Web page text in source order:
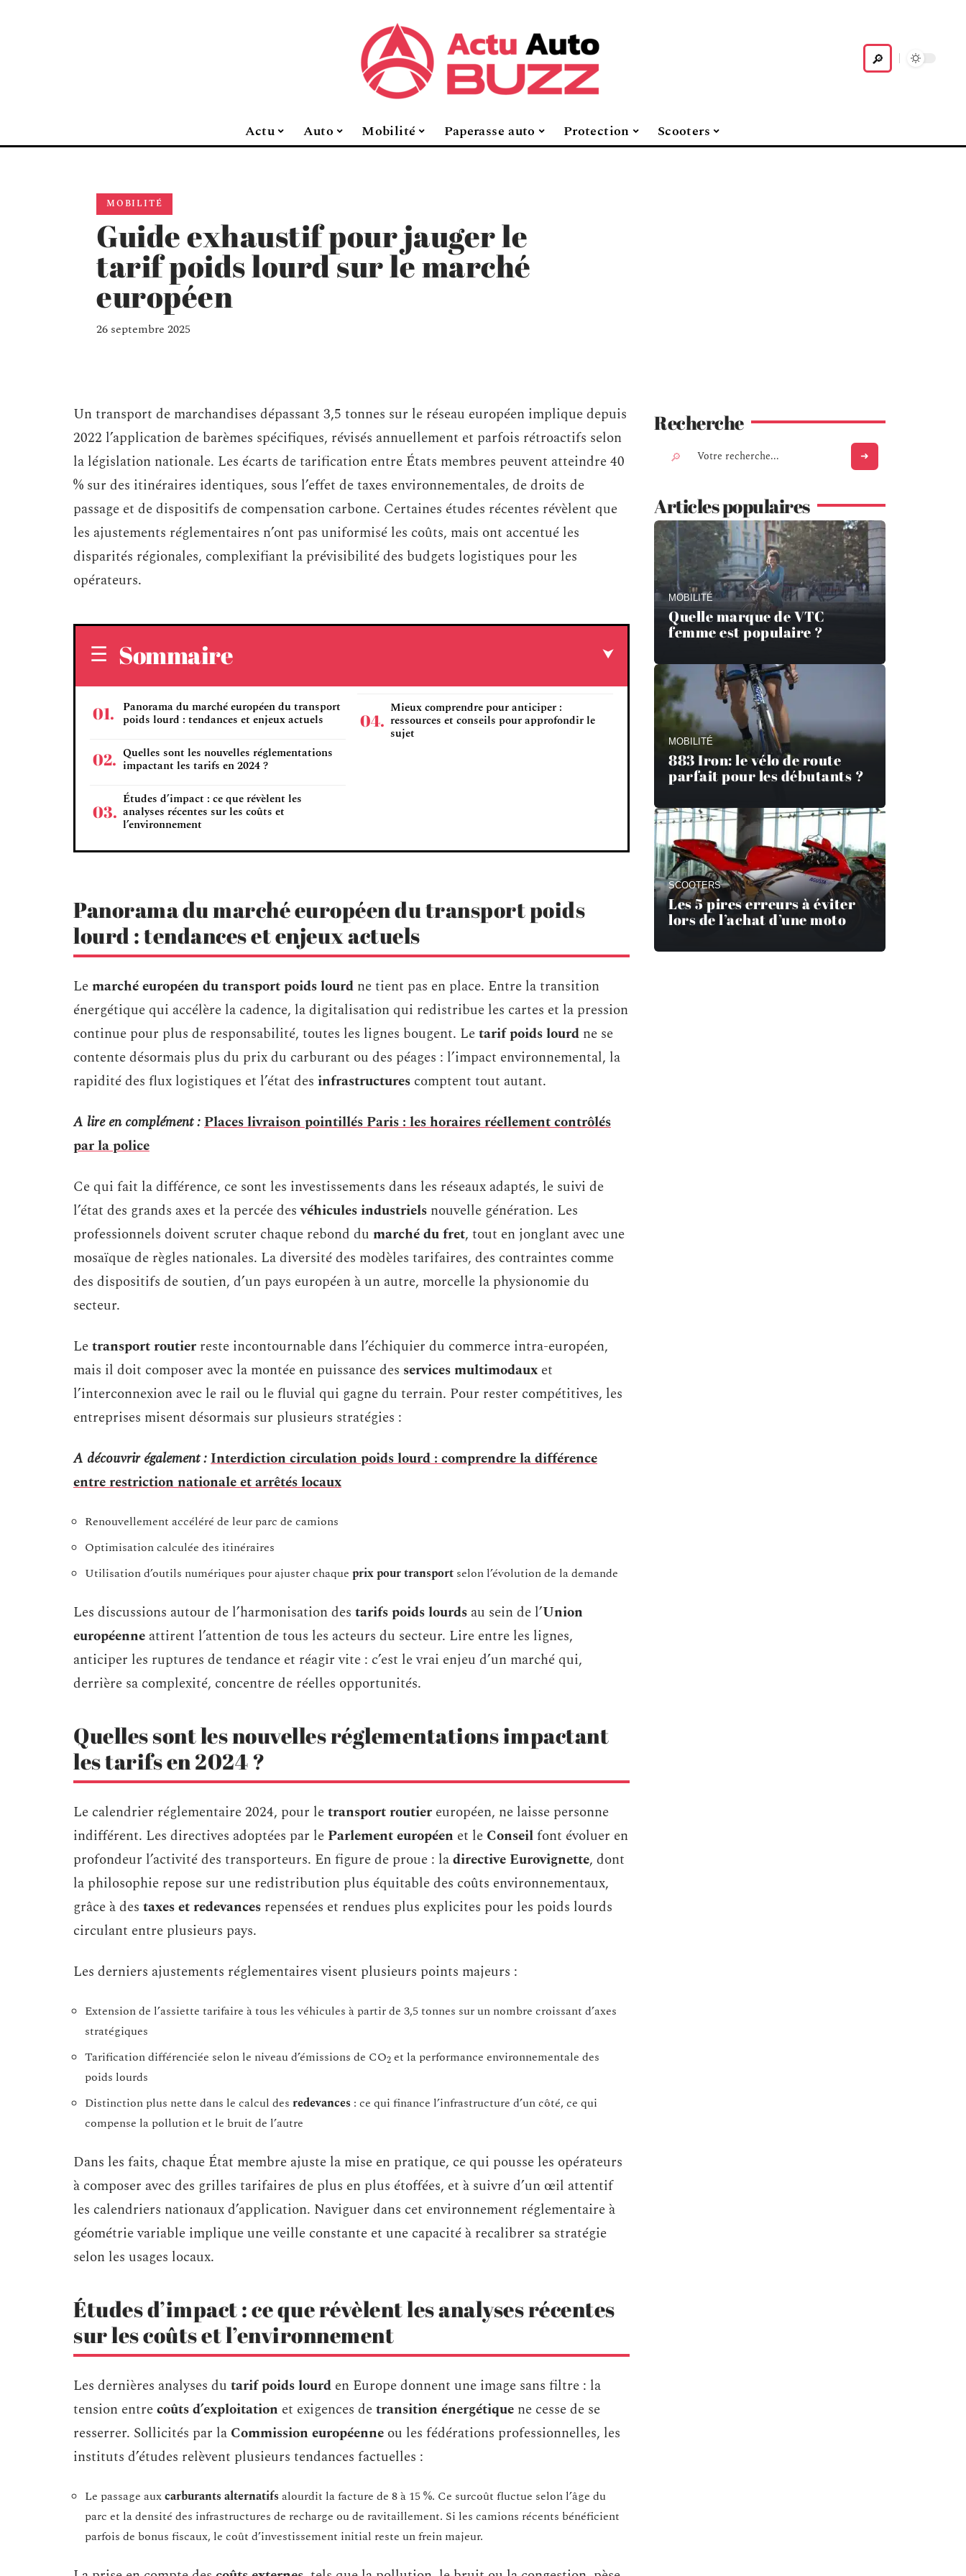
Actu Auto Mobilité Paperasse auto Protection Scooters
MOBILITÉ
Guide exhaustif pour jauger le
tarif poids lourd sur le marché
européen
26 septembre 2025
Un transport de marchandises dépassant 3,5 tonnes sur le réseau européen implique depuis
2022 l’application de barèmes spécifiques, révisés annuellement et parfois rétroactifs selon
la législation nationale. Les écarts de tarification entre États membres peuvent atteindre 40
% sur des itinéraires identiques, sous l’effet de taxes environnementales, de droits de
passage et de dispositifs de compensation carbone. Certaines études récentes révèlent que
les ajustements réglementaires n’ont pas uniformisé les coûts, mais ont accentué les
disparités régionales, complexifiant la prévisibilité des budgets logistiques pour les
opérateurs.
Sommaire
Panorama du marché européen du transport
poids lourd : tendances et enjeux actuels
Quelles sont les nouvelles réglementations
impactant les tarifs en 2024 ?
Études d’impact : ce que révèlent les
analyses récentes sur les coûts et
l’environnement
Mieux comprendre pour anticiper :
ressources et conseils pour approfondir le
sujet
Panorama du marché européen du transport poids
lourd : tendances et enjeux actuels
Lemarché européen du transport poids lourd ne tient pas en place. Entre la transition
énergétique qui accélère la cadence, la digitalisation qui redistribue les cartes et la pression
continue pour plus de responsabilité, toutes les lignes bougent. Letarif poids lourd ne se
contente désormais plus du prix du carburant ou des péages : l’impact environnemental, la
rapidité des flux logistiques et l’état des infrastructures comptent tout autant.
A lire en complément :Places livraison pointillés Paris : les horaires réellement contrôlés
par la police
Ce qui fait la différence, ce sont les investissements dans les réseaux adaptés, le suivi de
l’état des grands axes et la percée desvéhicules industriels nouvelle génération. Les
professionnels doivent scruter chaque rebond du marché du fret, tout en jonglant avec une
mosaïque de règles nationales. La diversité des modèles tarifaires, des contraintes comme
des dispositifs de soutien, d’un pays européen à un autre, morcelle la physionomie du
secteur.
Letransport routier reste incontournable dans l’échiquier du commerce intra-européen,
mais il doit composer avec la montée en puissance des services multimodaux et
l’interconnexion avec le rail ou le fluvial qui gagne du terrain. Pour rester compétitives, les
entreprises misent désormais sur plusieurs stratégies :
A découvrir également :Interdiction circulation poids lourd : comprendre la différence
entre restriction nationale et arrêtés locaux
Renouvellement accéléré de leur parc de camions
Optimisation calculée des itinéraires
Utilisation d’outils numériques pour ajuster chaque prix pour transport selon l’évolution de la demande
Les discussions autour de l’harmonisation des tarifs poids lourds au sein de l’Union
européenne attirent l’attention de tous les acteurs du secteur. Lire entre les lignes,
anticiper les ruptures de tendance et réagir vite : c’est le vrai enjeu d’un marché qui,
derrière sa complexité, concentre de réelles opportunités.
Quelles sont les nouvelles réglementations impactant
les tarifs en 2024 ?
Le calendrier réglementaire 2024, pour letransport routier européen, ne laisse personne
indifférent. Les directives adoptées par le Parlement européen et le Conseilfont évoluer en
profondeur l’activité des transporteurs. En figure de proue : ladirective Eurovignette, dont
la philosophie repose sur une redistribution plus équitable des coûts environnementaux,
grâce à des taxes et redevances repensées et rendues plus explicites pour les poids lourds
circulant entre plusieurs pays.
Les derniers ajustements réglementaires visent plusieurs points majeurs :
Extension de l’assiette tarifaire à tous les véhicules à partir de 3,5 tonnes sur un nombre croissant d’axes
stratégiques
Tarification différenciée selon le niveau d’émissions de CO2 et la performance environnementale des
poids lourds
Distinction plus nette dans le calcul des redevances : ce qui finance l’infrastructure d’un côté, ce qui
compense la pollution et le bruit de l’autre
Dans les faits, chaque État membre ajuste la mise en pratique, ce qui pousse les opérateurs
à composer avec des grilles tarifaires de plus en plus étoffées, et à suivre d’un œil attentif
les calendriers nationaux d’application. Naviguer dans cet environnement réglementaire à
géométrie variable implique une veille constante et une capacité à recalibrer sa stratégie
selon les usages locaux.
Études d’impact : ce que révèlent les analyses récentes
sur les coûts et l’environnement
Les dernières analyses du tarif poids lourd en Europe donnent une image sans filtre : la
tension entrecoûts d’exploitation et exigences detransition énergétique ne cesse de se
resserrer. Sollicités par la Commission européenne ou les fédérations professionnelles, les
instituts d’études relèvent plusieurs tendances factuelles :
Le passage auxcarburants alternatifs alourdit la facture de 8 à 15 %. Ce surcoût fluctue selon l’âge du
parc et la densité des infrastructures de recharge ou de ravitaillement. Si les camions récents bénéficient
parfois de bonus fiscaux, le coût d’investissement initial reste un frein majeur.
Recherche
Articles populaires
MOBILITÉ
Quelle marque de VTC
femme est populaire ?
MOBILITÉ
883 Iron: le vélo de route
parfait pour les débutants ?
SCOOTERS
Les 5 pires erreurs à éviter
lors de l’achat d’une moto